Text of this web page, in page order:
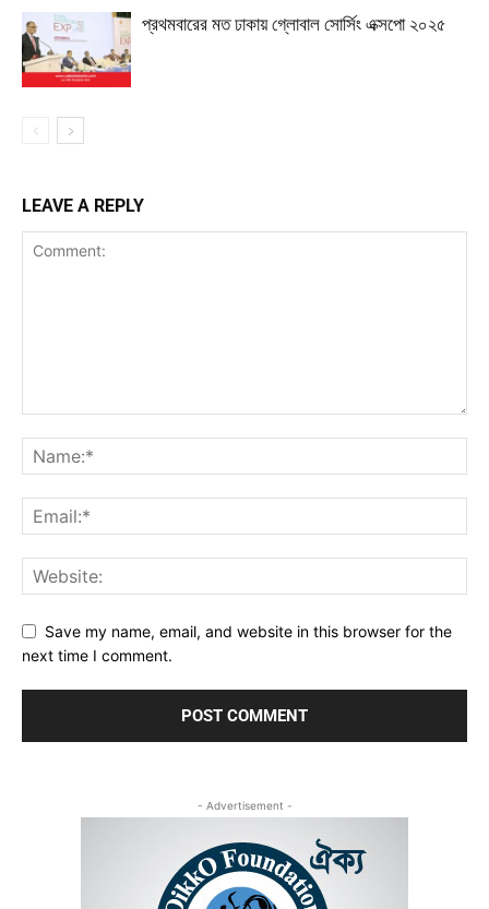
প্রথমবারের মত ঢাকায় গ্লোবাল সোর্সিং এক্সপো ২০২৫
LEAVE A REPLY
Save my name, email, and website in this browser for the
next time I comment.
- Advertisement -